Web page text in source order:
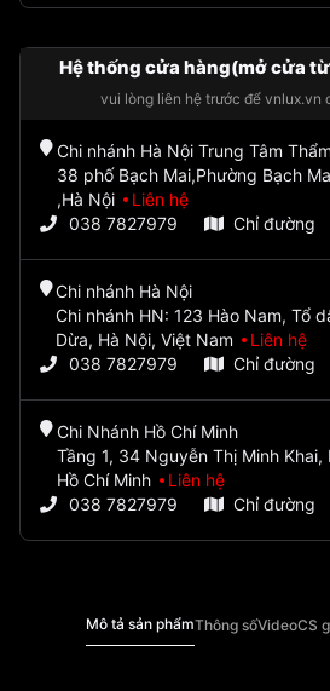
Hệ thống cửa hàng(mở cửa
vui lòng liên hệ trước để vnlux.vn
Chi nhánh Hà Nội Trung Tâm
38 phố Bạch Mai,Phường Bạch
,Hà Nội
Liên hệ
038 7827979
Chỉ đường
Chi nhánh Hà Nội
Chi nhánh HN: 123 Hào Nam, Tổ
Dừa, Hà Nội, Việt Nam
Liên hệ
038 7827979
Chỉ đường
Chi Nhánh Hồ Chí Minh
Tầng 1, 34 Nguyễn Thị Minh Khai,
Hồ Chí Minh
Liên hệ
038 7827979
Chỉ đường
Mô tả sản phẩmThông sốVideoCS